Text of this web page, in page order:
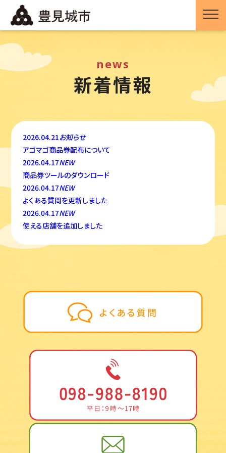
news
新着情報
2026.04.21お知らせ
アゴマゴ商品券配布について
2026.04.17NEW
商品券ツールのダウンロード
2026.04.17NEW
よくある質問を更新しました
2026.04.17NEW
使える店舗を追加しました